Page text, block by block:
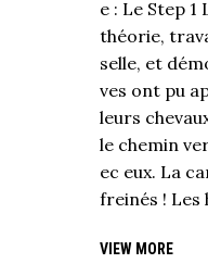
e : Le Step
théorie,
selle, et
ves ont pu
leurs
le chemin
ec eux. La
freinés !
VIEW MORE